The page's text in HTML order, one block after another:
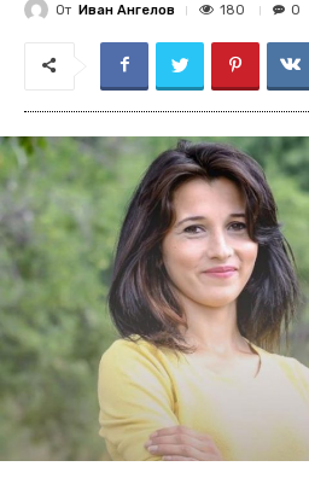
От Иван Ангелов 180 0